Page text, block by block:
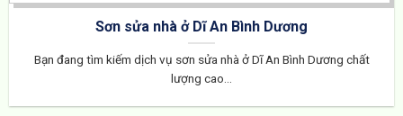
Sơn sửa nhà ở Dĩ An Bình Dương
Bạn đang tìm kiếm dịch vụ sơn sửa nhà ở Dĩ An Bình Dương chất
lượng cao...